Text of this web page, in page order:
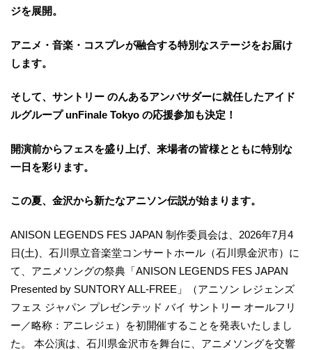
ジを展開。
アニメ・音楽・コスプレが融合する特別なステージをお届け
します。
そして、サントリー のんあるアンバサダーに就任したアイド
ルグループ unFinale Tokyo の応援参加も決定！
開演前からフェスを盛り上げ、来場者の皆様とともに特別な
一日を彩ります。
この夏、金沢から新たなアニソン伝説が始まります。
ANISON LEGENDS FES JAPAN 制作委員会は、2026年7月4
日(土)、石川県立音楽堂コンサートホール（石川県金沢市）に
て、アニメソングの祭典「ANISON LEGENDS FES JAPAN
Presented by SUNTORY ALL-FREE」（アニソン レジェンズ
フェス ジャパン プレゼンテッド バイ サントリー オールフリ
ー／略称：アニレジェ）を初開催することを発表いたしまし
た。 本公演は、石川県金沢市を舞台に、アニメソングを交響